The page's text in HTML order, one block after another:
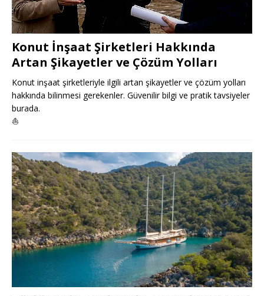
Konut İnşaat Şirketleri Hakkında
Artan Şikayetler ve Çözüm Yolları
Konut inşaat şirketleriyle ilgili artan şikayetler ve çözüm yolları
hakkında bilinmesi gerekenler. Güvenilir bilgi ve pratik tavsiyeler
burada.
⛵